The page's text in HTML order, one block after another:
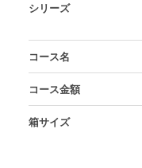
シリーズ
コース名
コース金額
箱サイズ